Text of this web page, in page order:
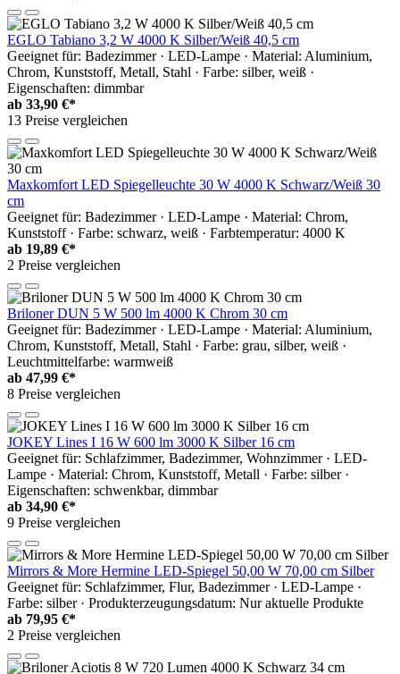
EGLO Tabiano 3,2 W 4000 K Silber/Weiß 40,5 cm
Geeignet für: Badezimmer · LED-Lampe · Material: Aluminium,
Chrom, Kunststoff, Metall, Stahl · Farbe: silber, weiß ·
Eigenschaften: dimmbar
ab 33,90 €*
13 Preise vergleichen
Maxkomfort LED Spiegelleuchte 30 W 4000 K Schwarz/Weiß 30
cm
Geeignet für: Badezimmer · LED-Lampe · Material: Chrom,
Kunststoff · Farbe: schwarz, weiß · Farbtemperatur: 4000 K
ab 19,89 €*
2 Preise vergleichen
Briloner DUN 5 W 500 lm 4000 K Chrom 30 cm
Geeignet für: Badezimmer · LED-Lampe · Material: Aluminium,
Chrom, Kunststoff, Metall, Stahl · Farbe: grau, silber, weiß ·
Leuchtmittelfarbe: warmweiß
ab 47,99 €*
8 Preise vergleichen
JOKEY Lines I 16 W 600 lm 3000 K Silber 16 cm
Geeignet für: Schlafzimmer, Badezimmer, Wohnzimmer · LED-
Lampe · Material: Chrom, Kunststoff, Metall · Farbe: silber ·
Eigenschaften: schwenkbar, dimmbar
ab 34,90 €*
9 Preise vergleichen
Mirrors & More Hermine LED-Spiegel 50,00 W 70,00 cm Silber
Geeignet für: Schlafzimmer, Flur, Badezimmer · LED-Lampe ·
Farbe: silber · Produkterzeugungsdatum: Nur aktuelle Produkte
ab 79,95 €*
2 Preise vergleichen